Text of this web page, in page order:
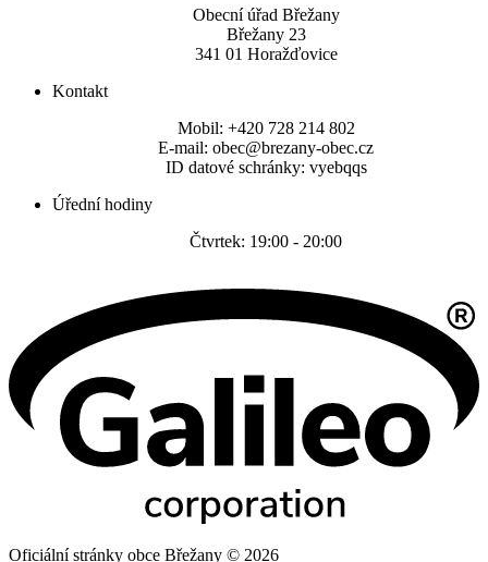
Obecní úřad Břežany
Břežany 23
341 01 Horažďovice
Kontakt
Mobil: +420 728 214 802
E-mail: obec@brezany-obec.cz
ID datové schránky: vyebqqs
Úřední hodiny
Čtvrtek: 19:00 - 20:00
Oficiální stránky obce Břežany © 2026